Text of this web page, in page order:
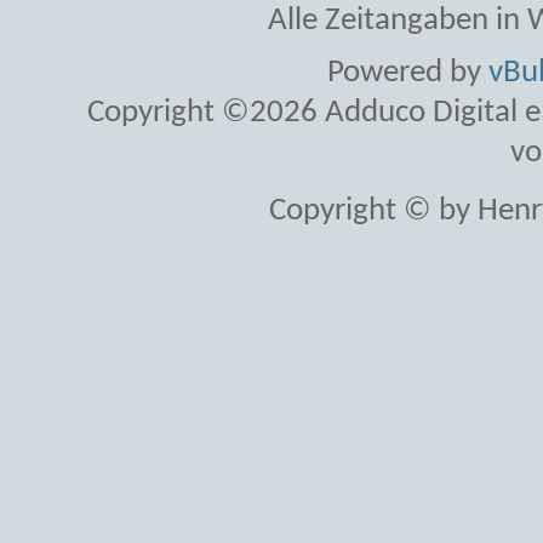
Alle Zeitangaben in
Powered by
Copyright ©2026 Adduco Digital
Copyright © by